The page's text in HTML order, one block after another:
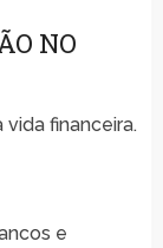
NO
financeira.
e